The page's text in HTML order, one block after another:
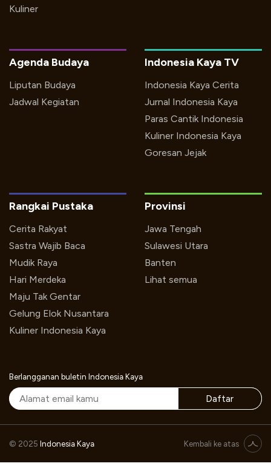
Kuliner
Indonesia Kaya TV
Indonesia Kaya Cerita
Jurnal Indonesia Kaya
Paras Cantik Indonesia
Kuliner Indonesia Kaya
Goresan Jejak
Agenda Budaya
Liputan Budaya
Jadwal Kegiatan
Rangkai Pustaka
Cerita Rakyat
Sastra Wajib Baca
Mudik Raya
Hari Merdeka
Maju Tak Gentar
Gelung Elok Nusantara
Kuliner Indonesia Kaya
Provinsi
Jawa Tengah
Sulawesi Utara
Banten
Lihat semua
Berlangganan buletin Indonesia Kaya
Daftar
© 2025 Indonesia Kaya Kembali ke atas